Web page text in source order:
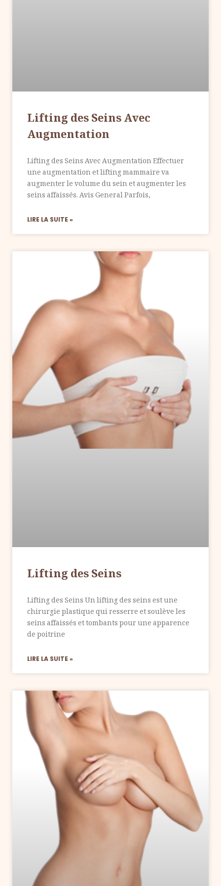
Lifting des Seins Avec
Augmentation
Lifting des Seins Avec Augmentation Effectuer
une augmentation et lifting mammaire va
augmenter le volume du sein et augmenter les
seins affaissés. Avis General Parfois,
LIRE LA SUITE »
Lifting des Seins
Lifting des Seins Un lifting des seins est une
chirurgie plastique qui resserre et soulève les
seins affaissés et tombants pour une apparence
de poitrine
LIRE LA SUITE »